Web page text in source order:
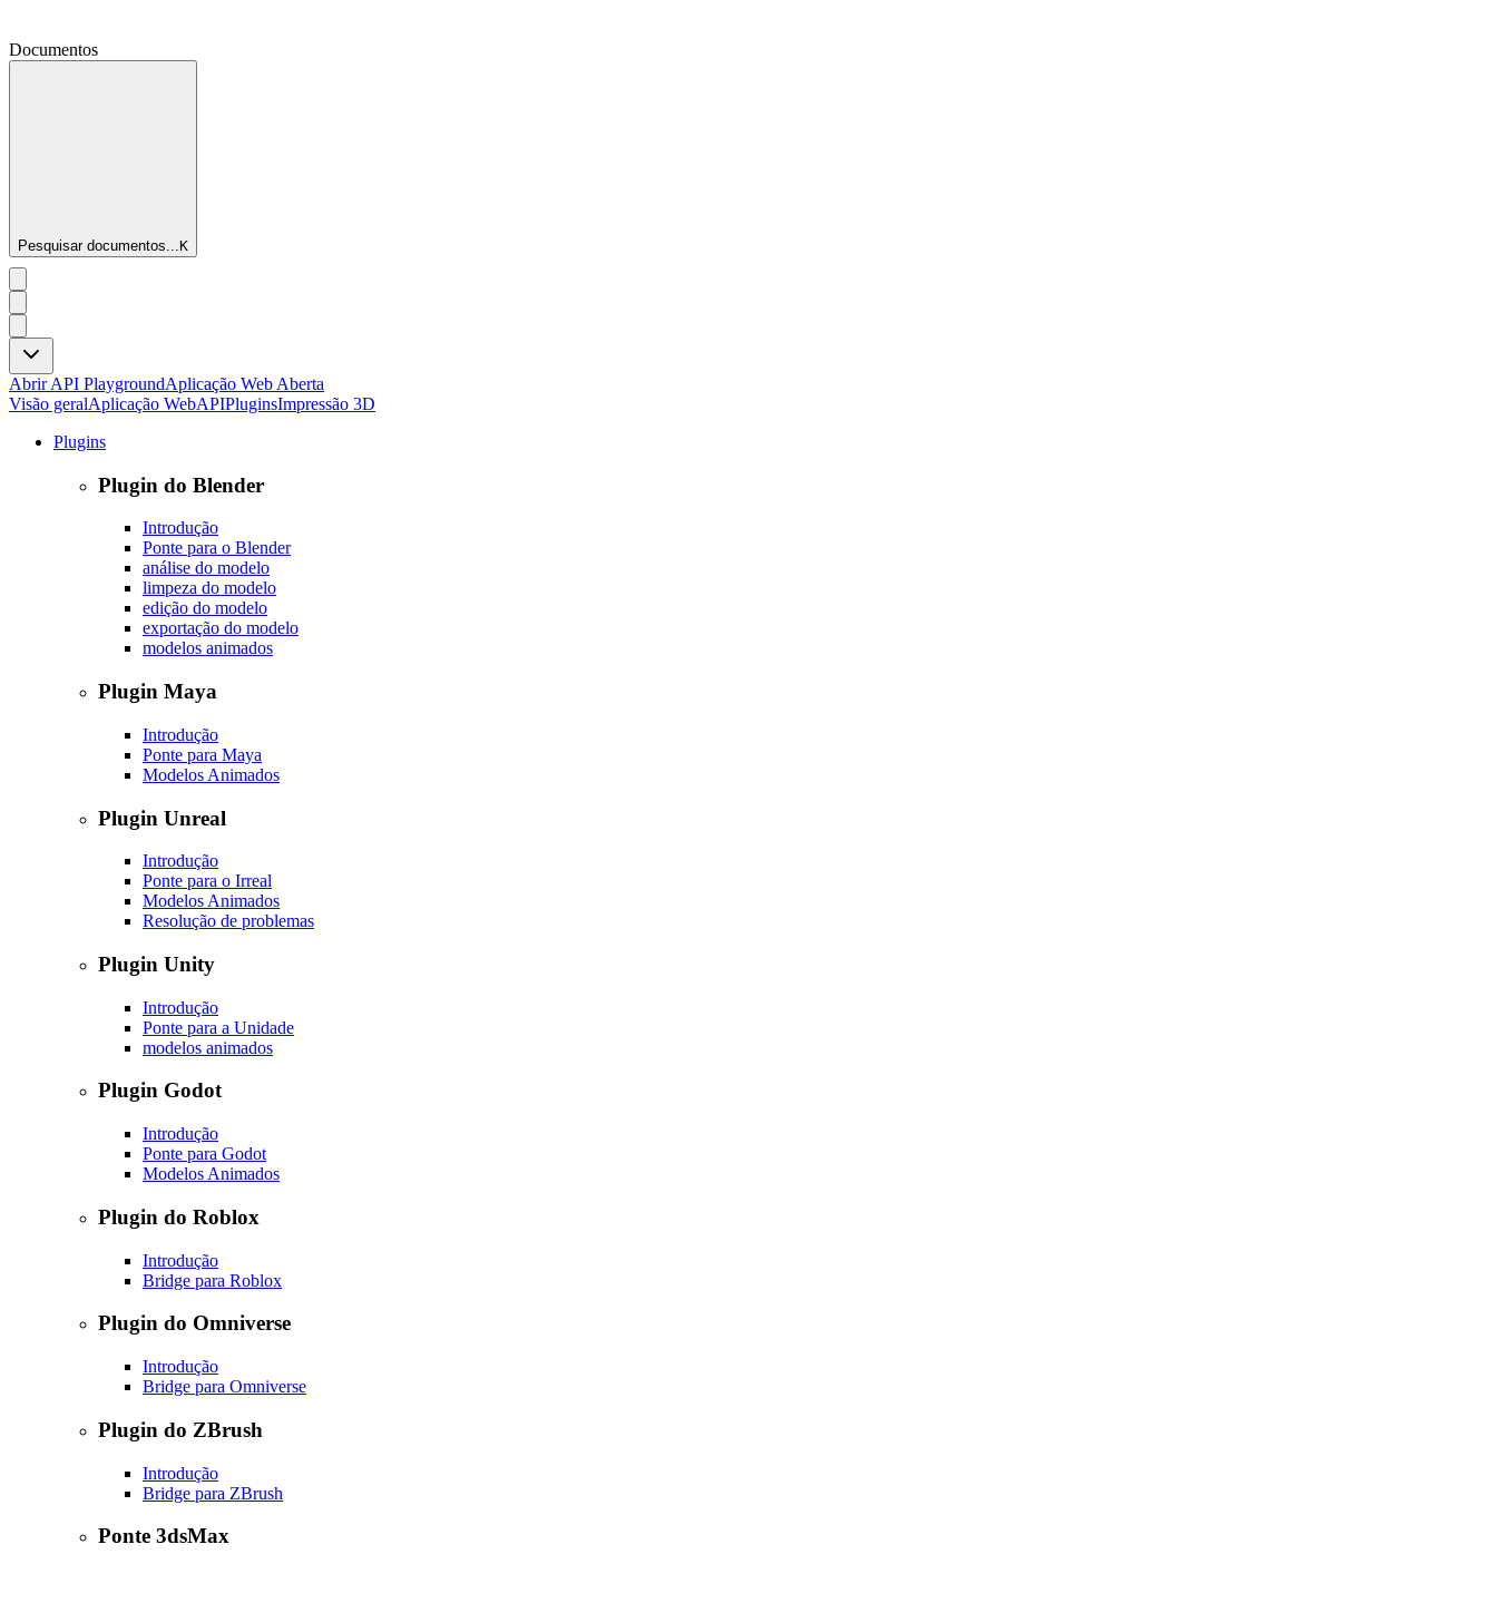
Documentos
Pesquisar documentos...K
Abrir API PlaygroundAplicação Web Aberta
Visão geralAplicação WebAPIPluginsImpressão 3D
Plugins
Plugin do Blender
Introdução
Ponte para o Blender
análise do modelo
limpeza do modelo
edição do modelo
exportação do modelo
modelos animados
Plugin Maya
Introdução
Ponte para Maya
Modelos Animados
Plugin Unreal
Introdução
Ponte para o Irreal
Modelos Animados
Resolução de problemas
Plugin Unity
Introdução
Ponte para a Unidade
modelos animados
Plugin Godot
Introdução
Ponte para Godot
Modelos Animados
Plugin do Roblox
Introdução
Bridge para Roblox
Plugin do Omniverse
Introdução
Bridge para Omniverse
Plugin do ZBrush
Introdução
Bridge para ZBrush
Ponte 3dsMax